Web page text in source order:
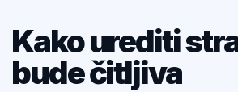
Kako urediti
bude čitljiva